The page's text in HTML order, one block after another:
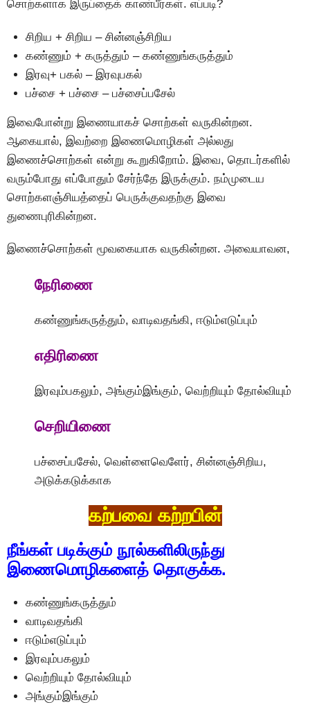
சொற்களாக இருப்தைக் காண்பீர்கள். எப்படி?
சிறிய + சிறிய – சின்னஞ்சிறிய
கண்ணும் + கருத்தும் – கண்ணுங்கருத்தும்
இரவு+ பகல் – இரவுபகல்
பச்சை + பச்சை – பச்சைப்பசேல்
இவைபோன்று இணையாகச் சொற்கள் வருகின்றன.
ஆகையால், இவற்றை இணைமொழிகள் அல்லது
இணைச்சொற்கள் என்று கூறுகிறோம். இவை, தொடர்களில்
வரும்போது எப்போதும் சேர்ந்தே இருக்கும். நம்முடைய
சொற்களஞ்சியத்தைப் பெருக்குவதற்கு இவை
துணைபுரிகின்றன.
இணைச்சொற்கள் மூவகையாக வருகின்றன. அவையாவன,
நேரிணை
கண்ணுங்கருத்தும், வாடிவதங்கி, ஈடும்எடுப்பும்
எதிரிணை
இரவும்பகலும், அங்கும்இங்கும், வெற்றியும் தோல்வியும்
செறியிணை
பச்சைப்பசேல், வெள்ளைவெளேர், சின்னஞ்சிறிய,
அடுக்கடுக்காக
கற்பவை கற்றபின்
நீங்கள் படிக்கும் நூல்களிலிருந்து
இணைமொழிகளைத் தொகுக்க.
கண்ணுங்கருத்தும்
வாடிவதங்கி
ஈடும்எடுப்பும்
இரவும்பகலும்
வெற்றியும் தோல்வியும்
அங்கும்இங்கும்